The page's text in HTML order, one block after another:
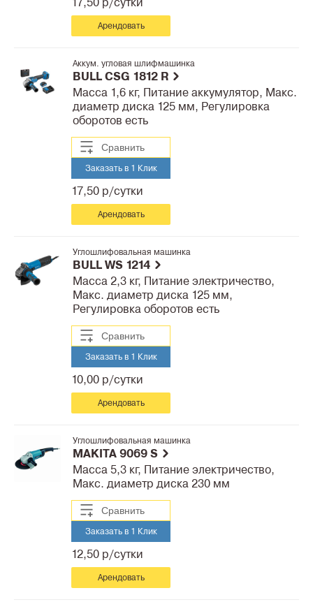
Арендовать
Аккум. угловая шлифмашинка
BULL CSG 1812 R
Масса 1,6 кг, Питание аккумулятор, Макс.
диаметр диска 125 мм, Регулировка
оборотов есть
Арендовать
17,50 р/сутки
Заказать в 1 Клик
Сравнить
Углошлифовальная машинка
BULL WS 1214
Масса 2,3 кг, Питание электричество,
Макс. диаметр диска 125 мм,
Регулировка оборотов есть
Арендовать
10,00 р/сутки
Заказать в 1 Клик
Сравнить
Углошлифовальная машинка
MAKITA 9069 S
Масса 5,3 кг, Питание электричество,
Макс. диаметр диска 230 мм
Арендовать
12,50 р/сутки
Заказать в 1 Клик
Сравнить